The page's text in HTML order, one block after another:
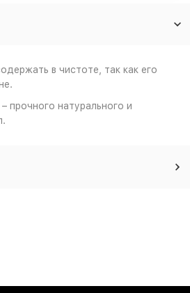
в чистоте, так как его
прочного натурального и